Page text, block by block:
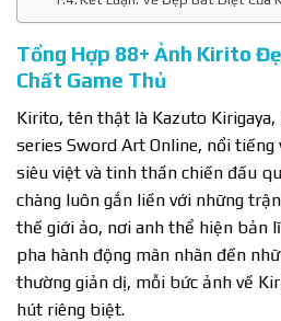
Tổng Hợp 88+ Ảnh Kirito
Chất Game Thủ
Kirito, tên thật là Kazuto Kirigaya,
series Sword Art Online, nổi
siêu việt và tinh thần chiến đấu
chàng luôn gắn liền với những
thế giới ảo, nơi anh thể hiện bản
pha hành động mãn nhãn đến
thường giản dị, mỗi bức ảnh về
hút riêng biệt.